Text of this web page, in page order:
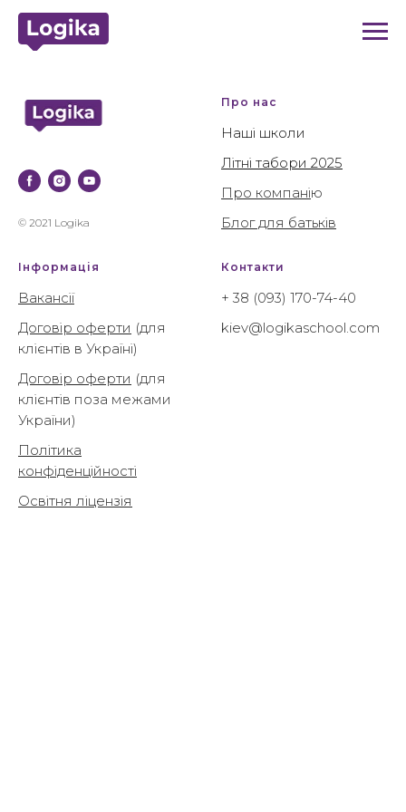
© 2021 Logika
Про нас
Наші школи
Літні табори 2025
Про компанію
Блог для батьків
Інформація
Вакансії
Договір оферти (для
клієнтів в Україні)
Договір оферти (для
клієнтів поза межами
України)
Політика
конфіденційності
Освітня ліцензія
Контакти
+ 38 (093) 170-74-40
kiev@logikaschool.com